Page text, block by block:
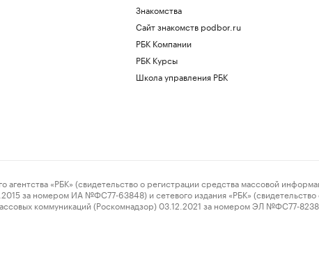
Знакомства
Сайт знакомств podbor.ru
РБК Компании
РБК Курсы
Школа управления РБК
«РБК» (свидетельство о регистрации средства массовой
за номером ИА №ФС77-63848) и сетевого издания «РБК» (свидетельство
коммуникаций (Роскомнадзор) 03.12.2021 за номером ЭЛ №ФС77-